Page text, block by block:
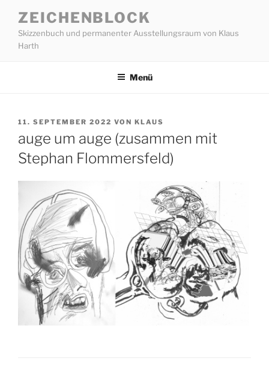
Inhalt
springen
ZEICHENBLOCK
Skizzenbuch und permanenter Ausstellungsraum von Klaus
Harth
Menü
VERÖFFENTLICHT
11. SEPTEMBER 2022 VON KLAUS
auge um auge (zusammen mit
Stephan Flommersfeld)